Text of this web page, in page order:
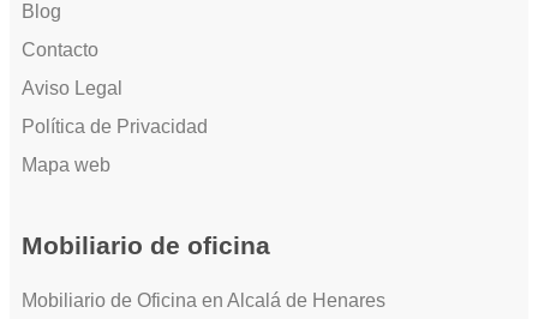
Blog
Contacto
Aviso Legal
Política de Privacidad
Mapa web
Mobiliario de oficina
Mobiliario de Oficina en Alcalá de Henares